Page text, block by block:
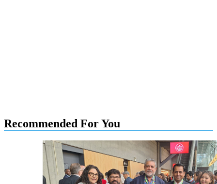
Recommended For You